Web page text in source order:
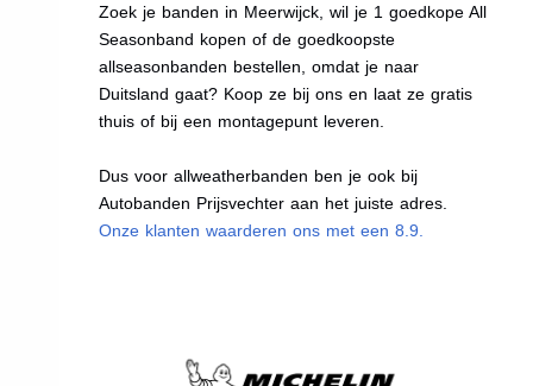
Zoek je banden in Meerwijck, wil je 1 goedkope All
Seasonband kopen of de goedkoopste
allseasonbanden bestellen, omdat je naar
Duitsland gaat? Koop ze bij ons en laat ze gratis
thuis of bij een montagepunt leveren.
Dus voor allweatherbanden ben je ook bij
Autobanden Prijsvechter aan het juiste adres.
Onze klanten waarderen ons met een 8.9.